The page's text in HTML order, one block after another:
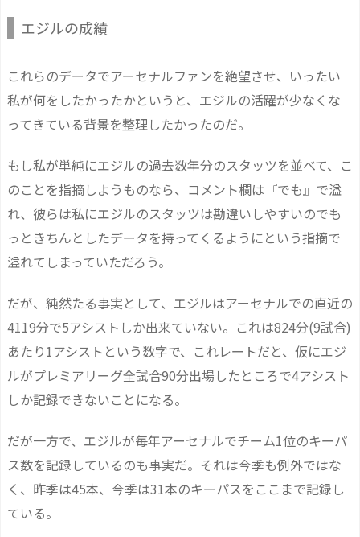
エジルの成績
これらのデータでアーセナルファンを絶望させ、いったい
私が何をしたかったかというと、エジルの活躍が少なくな
ってきている背景を整理したかったのだ。
もし私が単純にエジルの過去数年分のスタッツを並べて、こ
のことを指摘しようものなら、コメント欄は『でも』で溢
れ、彼らは私にエジルのスタッツは勘違いしやすいのでも
っときちんとしたデータを持ってくるようにという指摘で
溢れてしまっていただろう。
だが、純然たる事実として、エジルはアーセナルでの直近の
4119分で5アシストしか出来ていない。これは824分(9試合)
あたり1アシストという数字で、これレートだと、仮にエジ
ルがプレミアリーグ全試合90分出場したところで4アシスト
しか記録できないことになる。
だが一方で、エジルが毎年アーセナルでチーム1位のキーパ
ス数を記録しているのも事実だ。それは今季も例外ではな
く、昨季は45本、今季は31本のキーパスをここまで記録し
ている。